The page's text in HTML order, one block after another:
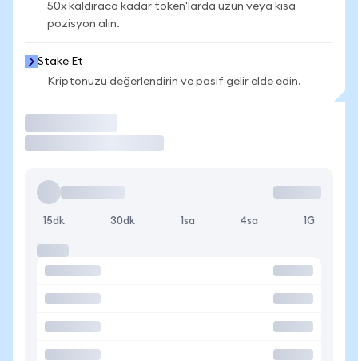
50x kaldıraca kadar token'larda uzun veya kısa
pozisyon alın.
Stake Et
Kriptonuzu değerlendirin ve pasif gelir elde edin.
15dk 30dk 1sa 4sa 1G